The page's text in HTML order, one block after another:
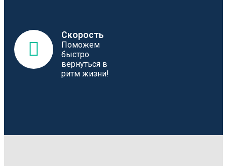
Скорость
Поможем
быстро
вернуться в
ритм жизни!